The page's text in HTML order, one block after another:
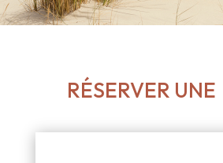
RÉSERVER